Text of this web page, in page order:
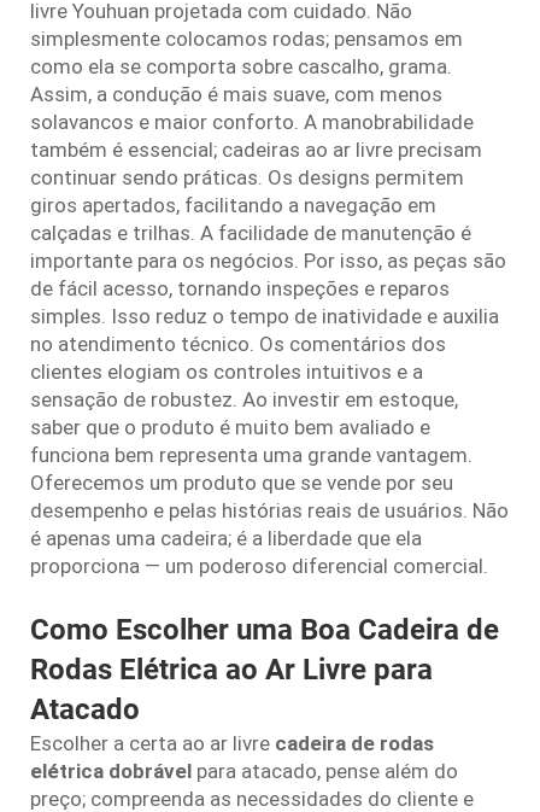
livre Youhuan projetada com cuidado. Não
simplesmente colocamos rodas; pensamos em
como ela se comporta sobre cascalho, grama.
Assim, a condução é mais suave, com menos
solavancos e maior conforto. A manobrabilidade
também é essencial; cadeiras ao ar livre precisam
continuar sendo práticas. Os designs permitem
giros apertados, facilitando a navegação em
calçadas e trilhas. A facilidade de manutenção é
importante para os negócios. Por isso, as peças são
de fácil acesso, tornando inspeções e reparos
simples. Isso reduz o tempo de inatividade e auxilia
no atendimento técnico. Os comentários dos
clientes elogiam os controles intuitivos e a
sensação de robustez. Ao investir em estoque,
saber que o produto é muito bem avaliado e
funciona bem representa uma grande vantagem.
Oferecemos um produto que se vende por seu
desempenho e pelas histórias reais de usuários. Não
é apenas uma cadeira; é a liberdade que ela
proporciona — um poderoso diferencial comercial.
Como Escolher uma Boa Cadeira de
Rodas Elétrica ao Ar Livre para
Atacado
Escolher a certa ao ar livre cadeira de rodas
elétrica dobrável para atacado, pense além do
preço; compreenda as necessidades do cliente e